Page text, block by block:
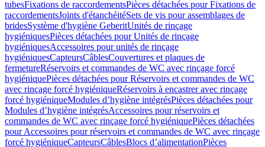
tubesFixations de raccordementsPièces détachées pour Fixations de
raccordementsJoints d'étanchéitéSets de vis pour assemblages de
bridesSystème d'hygiène GeberitUnités de rinçage
hygiéniquesPièces détachées pour Unités de rinçage
hygiéniquesAccessoires pour unités de rinçage
hygiéniquesCapteursCâblesCouvertures et plaques de
fermetureRéservoirs et commandes de WC avec rinçage forcé
hygiéniquePièces détachées pour Réservoirs et commandes de WC
avec rinçage forcé hygiéniqueRéservoirs à encastrer avec rinçage
forcé hygiéniqueModules d’hygiène intégrésPièces détachées pour
Modules d’hygiène intégrésAccessoires pour réservoirs et
commandes de WC avec rinçage forcé hygiéniquePièces détachées
pour Accessoires pour réservoirs et commandes de WC avec rinçage
forcé hygiéniqueCapteursCâblesBlocs d’alimentationPièces